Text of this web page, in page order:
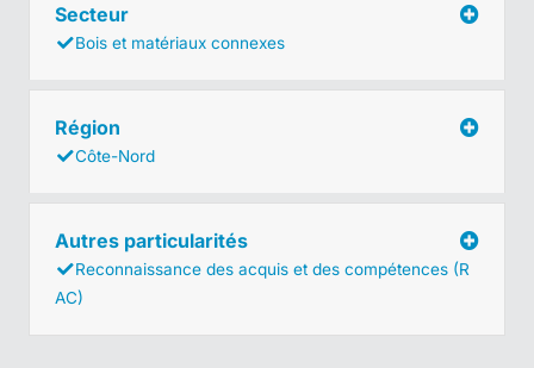
Secteur
Bois et matériaux connexes
Région
Côte-Nord
Autres particularités
Reconnaissance des acquis et des compétences (R
AC)